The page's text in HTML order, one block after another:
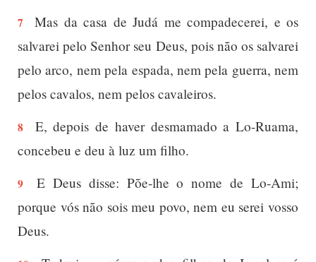
7
Mas da casa de Judá me compadecerei, e os
salvarei pelo Senhor seu Deus, pois não os salvarei
pelo arco, nem pela espada, nem pela guerra, nem
pelos cavalos, nem pelos cavaleiros.
8
E, depois de haver desmamado a Lo-Ruama,
concebeu e deu à luz um filho.
9
E Deus disse: Põe-lhe o nome de Lo-Ami;
porque vós não sois meu povo, nem eu serei vosso
Deus.